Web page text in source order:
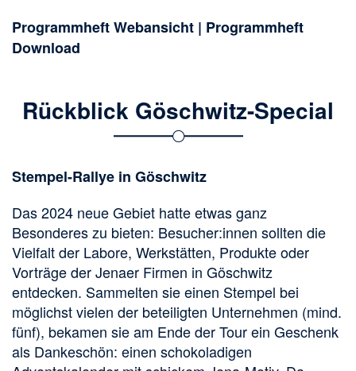
Programmheft Webansicht | Programmheft
Download
Rückblick Göschwitz-Special
Stempel-Rallye in Göschwitz
Das 2024 neue Gebiet hatte etwas ganz
Besonderes zu bieten: Besucher:innen sollten die
Vielfalt der Labore, Werkstätten, Produkte oder
Vorträge der Jenaer Firmen in Göschwitz
entdecken. Sammelten sie einen Stempel bei
möglichst vielen der beteiligten Unternehmen (mind.
fünf), bekamen sie am Ende der Tour ein Geschenk
als Dankeschön: einen schokoladigen